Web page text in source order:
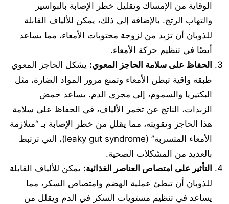
الوقاية من الإمساك وتقليل خطر الإصابة بالبواسير
والتهاب الرتج. بالإضافة إلى ذلك، يمكن للألياف القابلة
للذوبان أن تزيد من لزوجة محتويات الأمعاء، مما يساعد
أيضًا في تنظيم حركة الأمعاء.
الحفاظ على سلامة الحاجز المعوي: يشكل الحاجز المعوي
طبقة واقية تبطن الأمعاء وتمنع مرور المواد الضارة، مثل
البكتيريا والسموم، إلى مجرى الدم. يساعد حمض
الزبدات، الناتج عن تخمر الألياف، في الحفاظ على سلامة
هذا الحاجز وتقويته، مما يقلل من خطر الإصابة بـ “متلازمة
الأمعاء المتسربة” (leaky gut syndrome)، التي ترتبط
بالعديد من المشكلات الصحية.
التأثير على امتصاص العناصر الغذائية: يمكن للألياف القابلة
للذوبان أن تبطئ عملية الهضم وامتصاص السكر، مما
يساعد في تنظيم مستويات السكر في الدم ويقلل من